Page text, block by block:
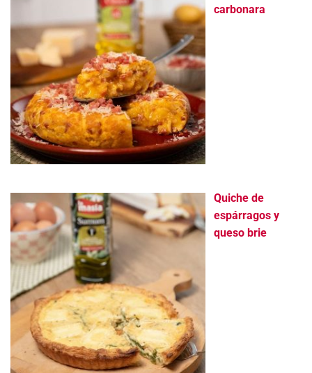
carbonara
Quiche de
espárragos y
queso brie